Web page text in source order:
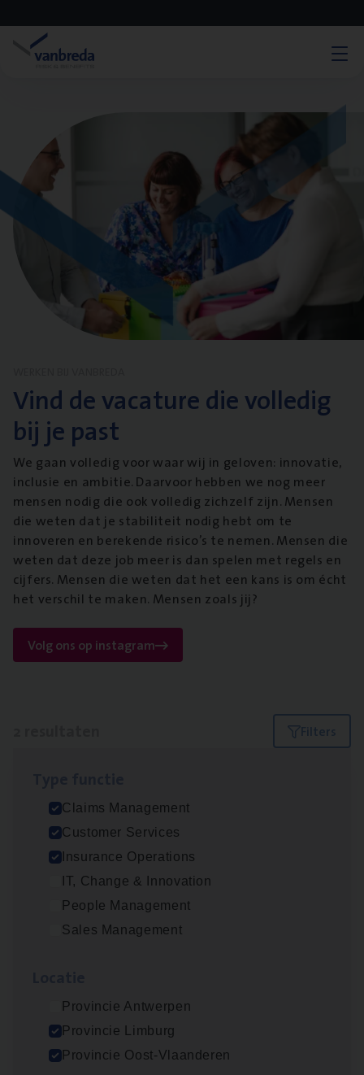
Vind de vacature die volledig
bij je past
We gaan volledig voor waar wij in geloven: innovatie,
inclusie en ambitie. Daarvoor hebben we nog meer
mensen nodig die ook volledig zichzelf zijn. Mensen
die weten dat je stabiliteit nodig hebt om te
innoveren en berekende risico’s te nemen. Mensen die
weten dat deze job meer is dan spelen met regels en
cijfers. Mensen die weten dat het een kans is om écht
het verschil te maken. Mensen zoals jij?
Volg ons op instagram
Filters
Claims Management
Customer Services
Insurance Operations
IT, Change & Innovation
People Management
Sales Management
Provincie Antwerpen
Provincie Limburg
Provincie Oost-Vlaanderen
Dos­sier­be­heer­der Pro­per­ty verzekeringen
Insurance Operations
Antwerpen en Hasselt
Scha­de­be­heer­der verzekeringen
Lees onze verhalen